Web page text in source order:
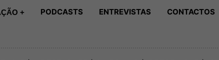
+ PODCASTS ENTREVISTAS CONTACTOS